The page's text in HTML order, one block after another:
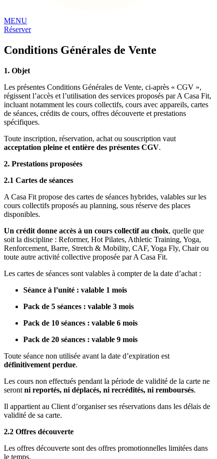
MENU
Réserver
Conditions Générales de Vente
1. Objet
Les présentes Conditions Générales de Vente, ci-après « CGV »,
régissent l’accès et l’utilisation des services proposés par A Casa Fit,
incluant notamment les cours collectifs, cours avec appareils, cartes
de séances, crédits de cours, offres découverte et prestations
spécifiques.
Toute inscription, réservation, achat ou souscription vaut
acceptation pleine et entière des présentes CGV.
2. Prestations proposées
2.1 Cartes de séances
A Casa Fit propose des cartes de séances hybrides, valables sur les
cours collectifs proposés au planning, sous réserve des places
disponibles.
Un crédit donne accès à un cours collectif au choix, quelle que
soit la discipline : Reformer, Hot Pilates, Athletic Training, Yoga,
Renforcement, Barre, Stretch & Mobility, CAF, Yoga Fly, Chair ou
toute autre activité collective proposée par A Casa Fit.
Les cartes de séances sont valables à compter de la date d’achat :
Séance à l’unité : valable 1 mois
Pack de 5 séances : valable 3 mois
Pack de 10 séances : valable 6 mois
Pack de 20 séances : valable 9 mois
Toute séance non utilisée avant la date d’expiration est
définitivement perdue.
Les cours non effectués pendant la période de validité de la carte ne
seront ni reportés, ni déplacés, ni recrédités, ni remboursés.
Il appartient au Client d’organiser ses réservations dans les délais de
validité de sa carte.
2.2 Offres découverte
Les offres découverte sont des offres promotionnelles limitées dans
le temps.